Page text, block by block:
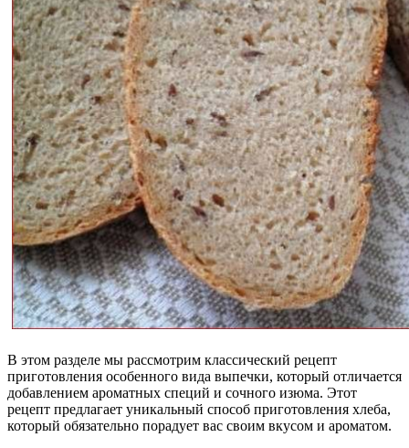
В этом разделе мы рассмотрим классический рецепт
приготовления особенного вида выпечки, который отличается
добавлением ароматных специй и сочного изюма. Этот
рецепт предлагает уникальный способ приготовления хлеба,
который обязательно порадует вас своим вкусом и ароматом.